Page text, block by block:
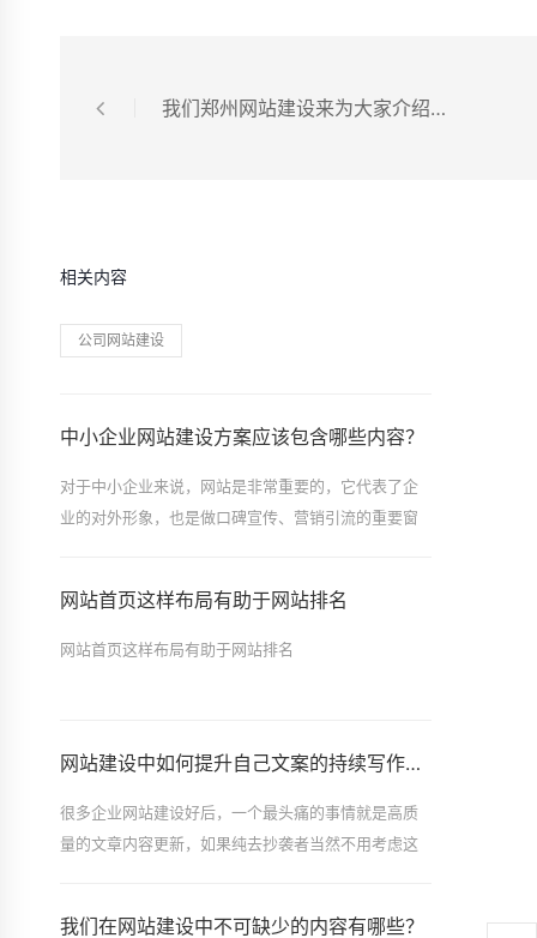
我们郑州网站建设来为大家介绍网站被黑怎么办
相关内容
公司网站建设
中小企业网站建设方案应该包含哪些内容？
对于中小企业来说，网站是非常重要的，它代表了企
业的对外形象，也是做口碑宣传、营销引流的重要窗
网站首页这样布局有助于网站排名
网站首页这样布局有助于网站排名
网站建设中如何提升自己文案的持续写作能力
很多企业网站建设好后，一个最头痛的事情就是高质
量的文章内容更新，如果纯去抄袭者当然不用考虑这
我们在网站建设中不可缺少的内容有哪些？